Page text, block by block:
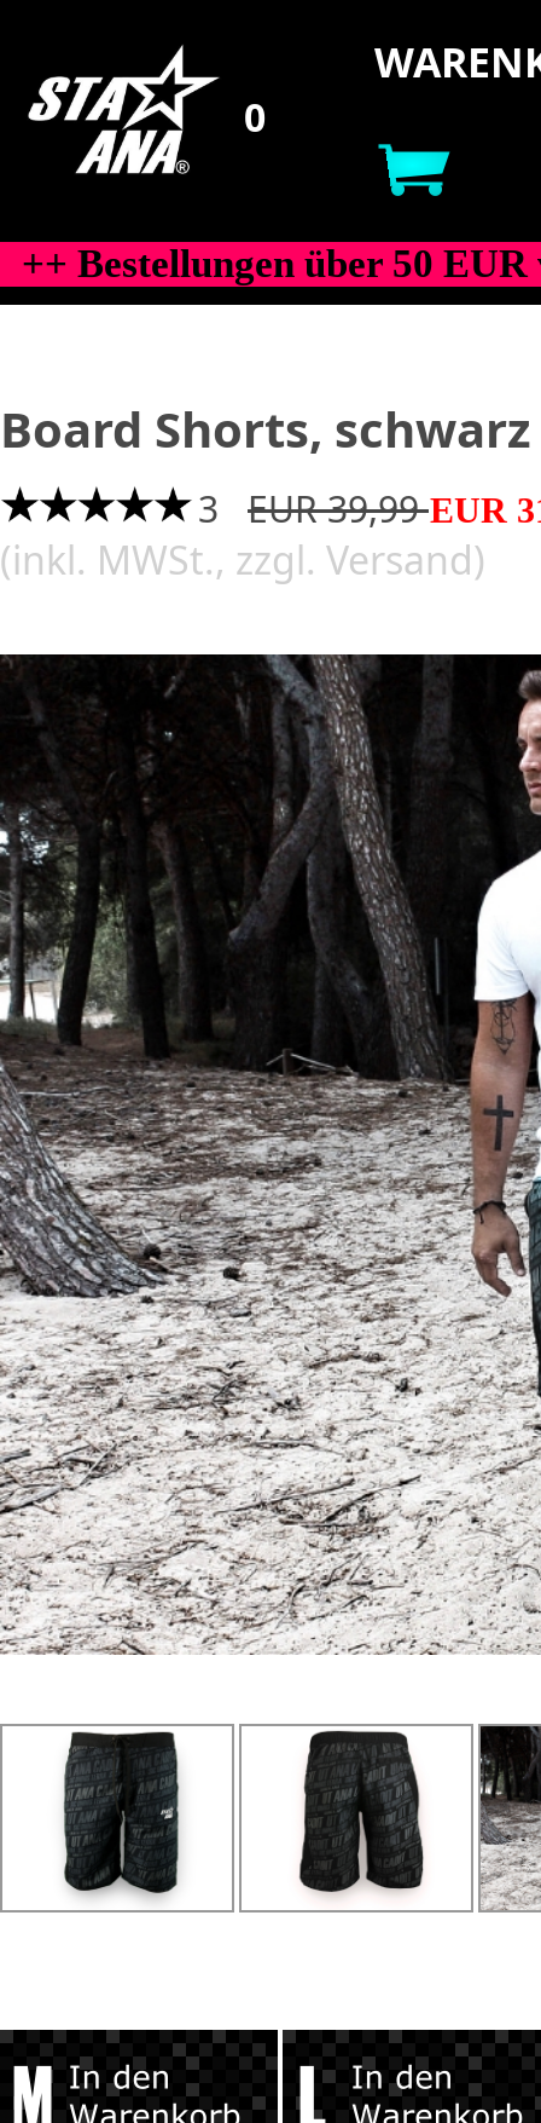
++ Bestellungen über 50
Board Shorts, schwarz
3 EUR 39,99EUR
(inkl. MWSt., zzgl. Versand)